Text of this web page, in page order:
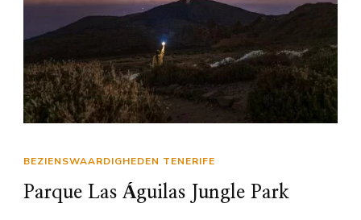
BEZIENSWAARDIGHEDEN TENERIFE
Parque Las Águilas Jungle Park